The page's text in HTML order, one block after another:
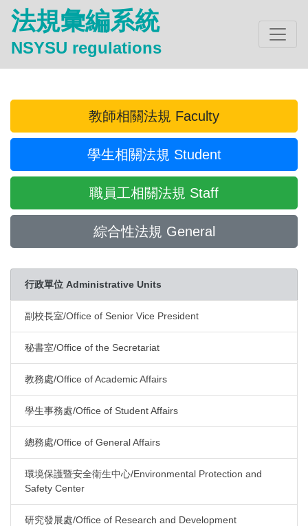
法規彙編系統
NSYSU regulations
教師相關法規 Faculty
學生相關法規 Student
職員工相關法規 Staff
綜合性法規 General
行政單位 Administrative Units
副校長室/Office of Senior Vice President
秘書室/Office of the Secretariat
教務處/Office of Academic Affairs
學生事務處/Office of Student Affairs
總務處/Office of General Affairs
環境保護暨安全衛生中心/Environmental Protection and
Safety Center
研究發展處/Office of Research and Development